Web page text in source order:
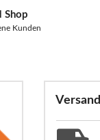
Shop
Kunden
Versand